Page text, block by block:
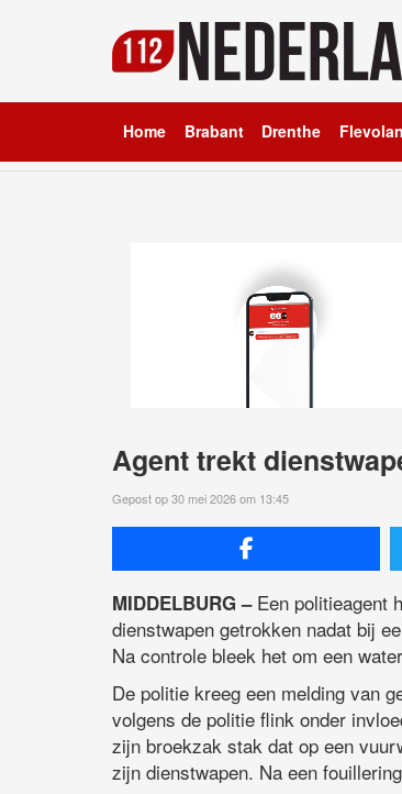
Home Brabant Drenthe
Agent trekt
Gepost op 30 mei 2026 om 13:45
MIDDELBURG – Een politieagent
dienstwapen getrokken nadat bij
Na controle bleek het om een
De politie kreeg een melding van
volgens de politie flink onder
zijn broekzak stak dat op een
zijn dienstwapen. Na een